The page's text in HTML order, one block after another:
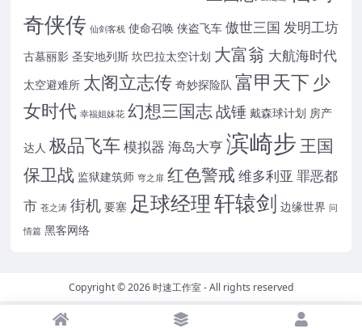
奇侠传 仙剑客栈 使命召唤 侠盗飞车 傲世三国 发明工坊
古墓丽影 圣安地列斯 坎巴拉太空计划 大富翁 大航海时代
太空避难所 太阁立志传 奇妙探险队 富甲天下 少
女时代 幸福姐妹花 幻想三国志战锤 戴森球计划 房产
达人 极品飞车 模拟器 海岛大亨滨崎步王国
保卫战 监狱建筑师 穹之扉 红色警戒 维多利亚 罪恶都
市 苍之涛 街机 要塞 足球经理轩辕剑 边缘世界 问
情篇 黑客网络
Copyright © 2026时速工作室- All rights reserved